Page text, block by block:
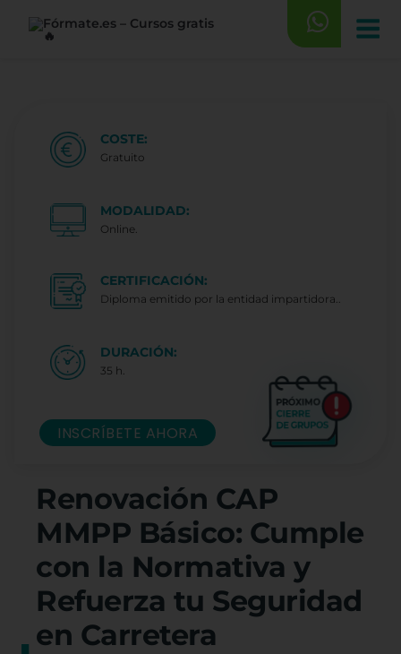
Renovación CAP
MMPP Básico: Cumple
con la Normativa y
Refuerza tu Seguridad
en Carretera
COSTE:
Gratuito
MODALIDAD:
Online.
CERTIFICACIÓN:
Diploma emitido por la entidad impartidora..
DURACIÓN:
35 h.
INSCRÍBETE AHORA